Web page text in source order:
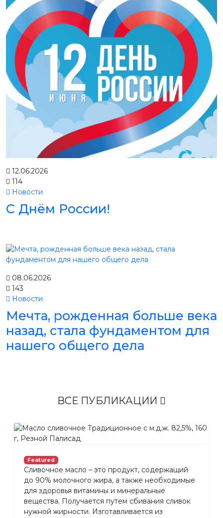
12.06.2026
114
Новости
С Днём России!
08.06.2026
143
Новости
Мечта, рожденная больше века
назад, стала фундаментом для
нашего общего дела
ВСЕ ПУБЛИКАЦИИ
Featured
Сливочное масло – это продукт, содержащий
до 90% молочного жира, а также необходимые
для здоровья витамины и минеральные
вещества. Получается путем сбивания сливок
нужной жирности. Изготавливается из